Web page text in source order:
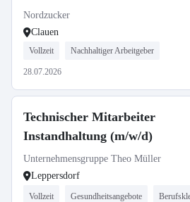
Nordzucker
Clauen
Vollzeit Nachhaltiger Arbeitgeber
28.07.2026
Technischer Mitarbeiter
Instandhaltung (m/w/d)
Unternehmensgruppe Theo Müller
Leppersdorf
Vollzeit Gesundheitsangebote